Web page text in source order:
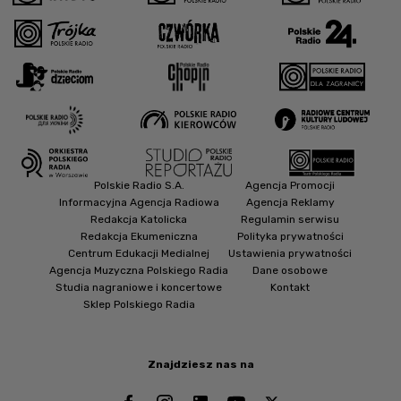
Znajdziesz nas na
Polskie Radio S.A.
Informacyjna Agencja Radiowa
Redakcja Katolicka
Redakcja Ekumeniczna
Centrum Edukacji Medialnej
Agencja Muzyczna Polskiego Radia
Studia nagraniowe i koncertowe
Sklep Polskiego Radia
Agencja Promocji
Agencja Reklamy
Regulamin serwisu
Polityka prywatności
Ustawienia prywatności
Dane osobowe
Kontakt